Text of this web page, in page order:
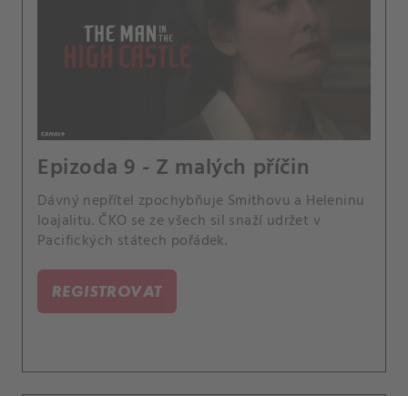
Epizoda 9 - Z malých příčin
Dávný nepřítel zpochybňuje Smithovu a Heleninu
loajalitu. ČKO se ze všech sil snaží udržet v
Pacifických státech pořádek.
REGISTROVAT